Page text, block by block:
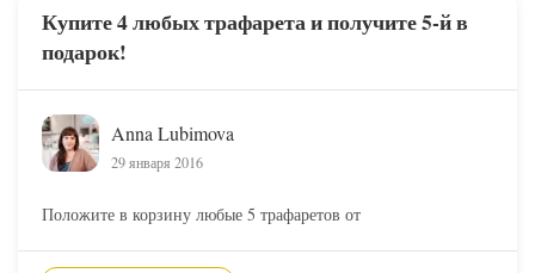
Купите 4 любых трафарета и получите 5-й в
подарок!
Anna Lubimova
29 января 2016
Положите в корзину любые 5 трафаретов от